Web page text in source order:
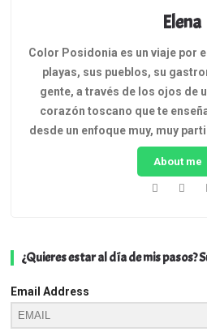
Elena
Color Posidonia es un viaje por
playas, sus pueblos, su
gente, a través de los ojos de
corazón toscano que te
desde un enfoque muy, muy
About me
¿Quieres estar al día de mis
Email Address